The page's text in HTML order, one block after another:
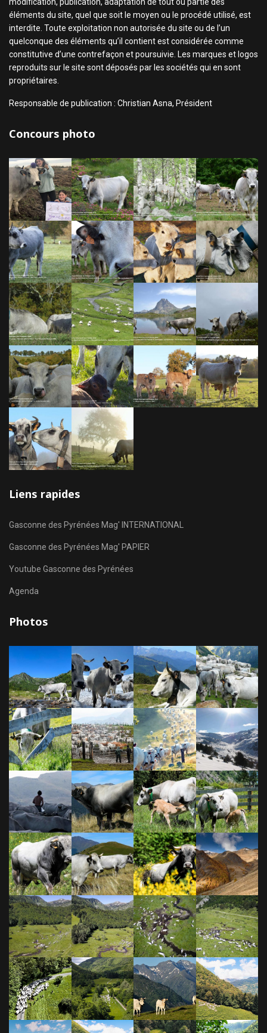
éléments du site, quel que soit le moyen ou le procédé utilisé, est
interdite. Toute exploitation non autorisée du site ou de l’un
quelconque des éléments qu’il contient est considérée comme
constitutive d’une contrefaçon et poursuivie. Les marques et logos
reproduits sur le site sont déposés par les sociétés qui en sont
propriétaires.
Responsable de publication : Christian Asna, Président
Concours photo
Liens rapides
Gasconne des Pyrénées Mag' INTERNATIONAL
Gasconne des Pyrénées Mag' PAPIER
Youtube Gasconne des Pyrénées
Agenda
Photos